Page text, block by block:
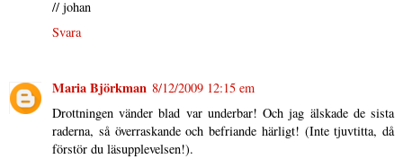
// johan
Svara
Maria Björkman 8/12/2009 12:15 em
Drottningen vänder blad var underbar! Och jag älskade de sista
raderna, så överraskande och befriande härligt! (Inte tjuvtitta, då
förstör du läsupplevelsen!).